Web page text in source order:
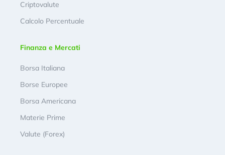
Criptovalute
Calcolo Percentuale
Finanza e Mercati
Borsa Italiana
Borse Europee
Borsa Americana
Materie Prime
Valute (Forex)